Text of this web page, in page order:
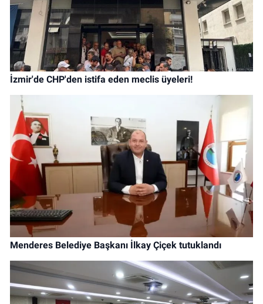
İzmir'de CHP'den istifa eden meclis üyeleri!
Menderes Belediye Başkanı İlkay Çiçek tutuklandı